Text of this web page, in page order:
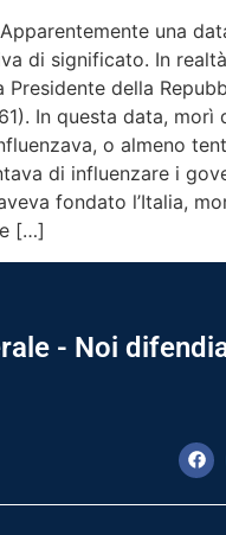
una
di significato. In
Presidente della
In questa data, morì
o almeno
di influenzare i
fondato l’Italia,
[…]
- Noi